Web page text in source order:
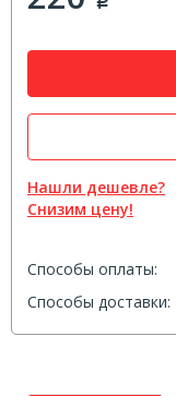
Нашли дешевле?
Снизим цену!
Способы оплаты:
Способы доставки: